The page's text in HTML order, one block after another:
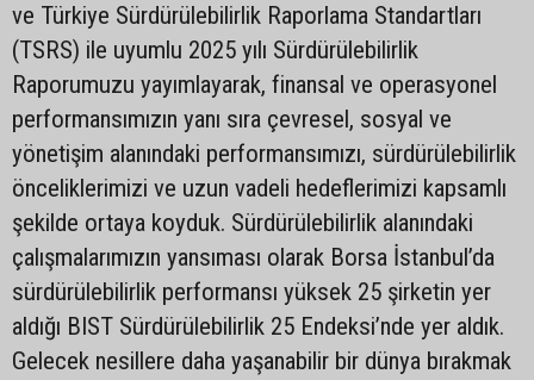
ve Türkiye Sürdürülebilirlik Raporlama Standartları
(TSRS) ile uyumlu 2025 yılı Sürdürülebilirlik
Raporumuzu yayımlayarak, finansal ve operasyonel
performansımızın yanı sıra çevresel, sosyal ve
yönetişim alanındaki performansımızı, sürdürülebilirlik
önceliklerimizi ve uzun vadeli hedeflerimizi kapsamlı
şekilde ortaya koyduk. Sürdürülebilirlik alanındaki
çalışmalarımızın yansıması olarak Borsa İstanbul’da
sürdürülebilirlik performansı yüksek 25 şirketin yer
aldığı BIST Sürdürülebilirlik 25 Endeksi’nde yer aldık.
Gelecek nesillere daha yaşanabilir bir dünya bırakmak